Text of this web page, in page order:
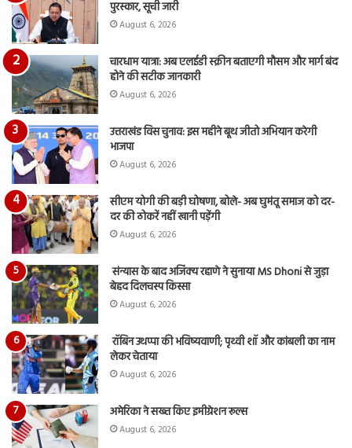
पुरस्कार, सूची जारी
August 6, 2026
चारधाम यात्रा: अब एलईडी स्क्रीन बताएगी मौसम और मार्ग बंद
होने की सटीक जानकारी
August 6, 2026
उत्तराखंड विस चुनाव: इस महीने बूथ जीतो अभियान करेगी
भाजपा
August 6, 2026
सीएम योगी की बड़ी घोषणा, बोले- अब घुमंतू समाज को दर-
दर की ठोकरें नहीं खानी पड़ेंगी
August 6, 2026
संन्यास के बाद अजिंक्‍य रहाणे ने सुनाया MS Dhoni से जुड़ा
बेहद दिलचस्प किस्सा
August 6, 2026
रॉबिन उथप्पा की भविष्यवाणी; पृथ्वी शॉ और कांबली का नाम
लेकर चेताया
August 6, 2026
अमेरिका ने सख्त किए इमीग्रेशन रूल्स
August 6, 2026